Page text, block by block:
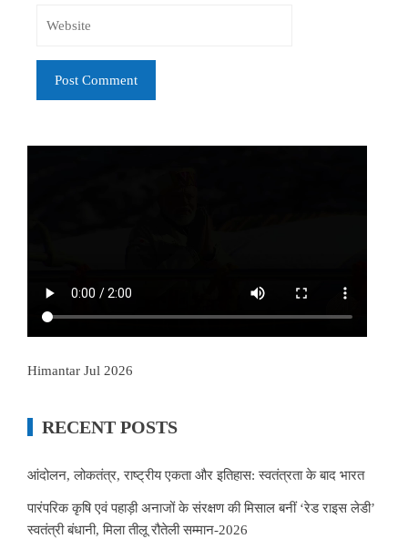
Himantar Jul 2026
RECENT POSTS
आंदोलन, लोकतंत्र, राष्ट्रीय एकता और इतिहास: स्वतंत्रता के बाद भारत
पारंपरिक कृषि एवं पहाड़ी अनाजों के संरक्षण की मिसाल बनीं ‘रेड राइस लेडी’
स्वतंत्री बंधानी, मिला तीलू रौतेली सम्मान-2026